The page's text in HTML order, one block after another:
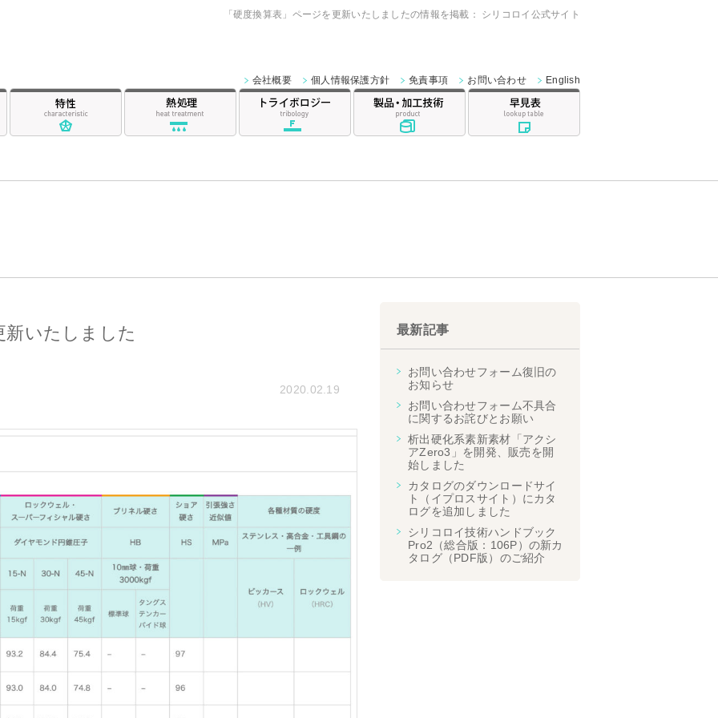
「硬度換算表」ページを更新いたしましたの情報を掲載： シリコロイ公式サイト
会社概要 個人情報保護方針 免責事項 お問い合わせ English
熱処理 トライボロジー 製品・加工技術
新いたしました
2020.02.19
最新記事
お問い合わせフォーム復旧の
お知らせ
お問い合わせフォーム不具合
に関するお詫びとお願い
析出硬化系素新素材「アクシ
アZero3」を開発、販売を開
始しました
カタログのダウンロードサイ
ト（イプロスサイト）にカタ
ログを追加しました
シリコロイ技術ハンドブック
Pro2（総合版：106P）の新カ
タログ（PDF版）のご紹介